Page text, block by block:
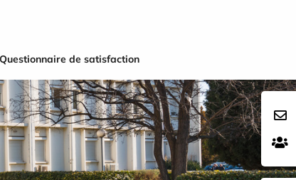
Questionnaire de satisfaction